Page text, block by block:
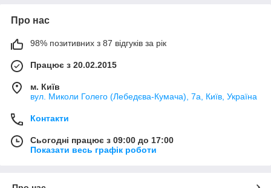
Про нас
98% позитивних з 87 відгуків за рік
Працює з 20.02.2015
м. Київ
вул. Миколи Голего (Лебедєва-Кумача), 7а, Київ, Україна
Контакти
Сьогодні працює з 09:00 до 17:00
Показати весь графік роботи